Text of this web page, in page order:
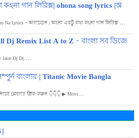
গান লিরিক্স| ohona song lyrics |অ
Na Lyrics - অবচেতন | অহনা একটু কথা কহনা গান লিরিক্স ...
Dj Remix List A to Z - বাংলা সব ডিজে
Jaire Dj Dj ...
বাংলায় | Titanic Movie Bangla
প্লেয়ারে ক্লিক করুন 👇👇👇 ▶ Movi...